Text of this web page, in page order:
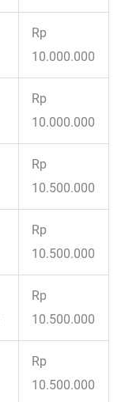
Rp
10.000.000
Rp
10.000.000
Rp
10.500.000
Rp
10.500.000
Rp
10.500.000
Rp
10.500.000